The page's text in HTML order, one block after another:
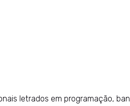
letrados em programação,